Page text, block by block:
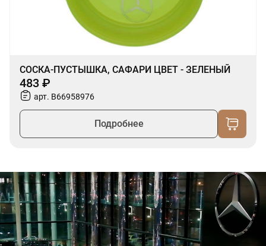
СОСКА-ПУСТЫШКА, САФАРИ ЦВЕТ - ЗЕЛЕНЫЙ
483 ₽
арт. B66958976
Подробнее